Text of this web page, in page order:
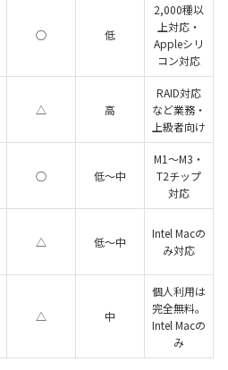
○ 低
2,000種以
上対応・
Appleシリ
コン対応
△ 高
RAID対応
など業務・
上級者向け
○ 低〜中
M1〜M3・
T2チップ
対応
△ 低〜中
Intel Macの
み対応
△ 中
個人利用は
完全無料。
Intel Macの
み